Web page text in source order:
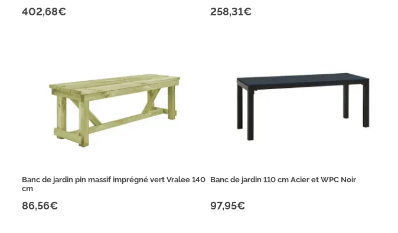
402,68€ 258,31€
Banc de jardin pin massif imprégné vert Vralee 140
cm
86,56€
Banc de jardin 110 cm Acier et WPC Noir
97,95€